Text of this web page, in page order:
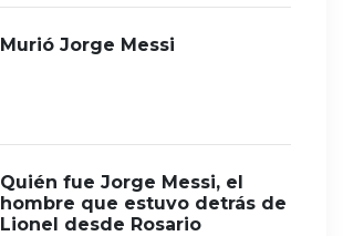
Murió Jorge Messi
Quién fue Jorge Messi, el
hombre que estuvo detrás de
Lionel desde Rosario